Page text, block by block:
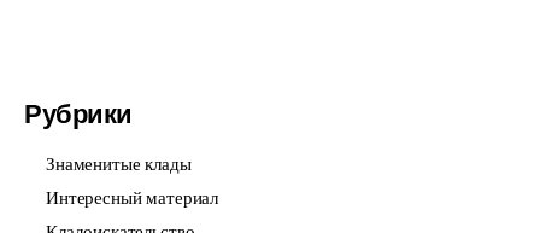
Рубрики
Знаменитые клады
Интересный материал